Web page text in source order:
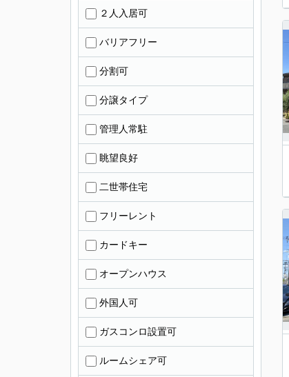
２人入居可
バリアフリー
分割可
分譲タイプ
管理人常駐
眺望良好
二世帯住宅
フリーレント
カードキー
オープンハウス
外国人可
ガスコンロ設置可
ルームシェア可